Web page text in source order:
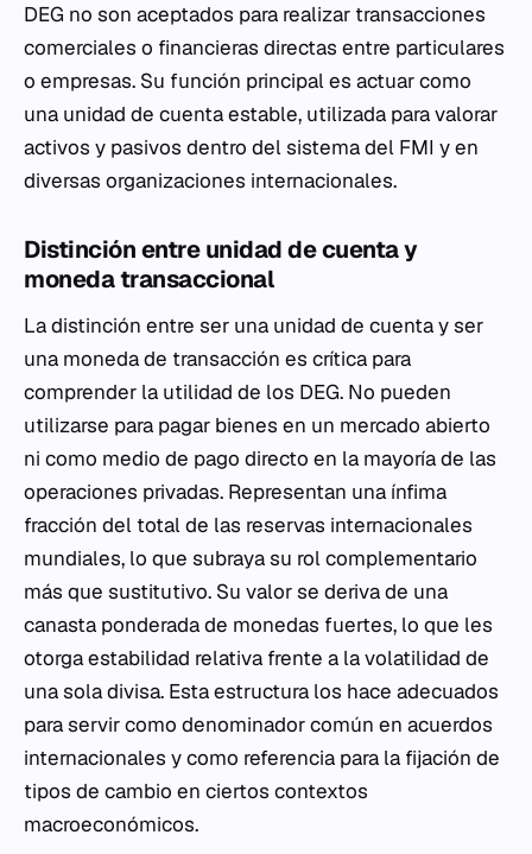
DEG no son aceptados para realizar transacciones
comerciales o financieras directas entre particulares
o empresas. Su función principal es actuar como
una unidad de cuenta estable, utilizada para valorar
activos y pasivos dentro del sistema del FMI y en
diversas organizaciones internacionales.
Distinción entre unidad de cuenta y
moneda transaccional
La distinción entre ser una unidad de cuenta y ser
una moneda de transacción es crítica para
comprender la utilidad de los DEG. No pueden
utilizarse para pagar bienes en un mercado abierto
ni como medio de pago directo en la mayoría de las
operaciones privadas. Representan una ínfima
fracción del total de las reservas internacionales
mundiales, lo que subraya su rol complementario
más que sustitutivo. Su valor se deriva de una
canasta ponderada de monedas fuertes, lo que les
otorga estabilidad relativa frente a la volatilidad de
una sola divisa. Esta estructura los hace adecuados
para servir como denominador común en acuerdos
internacionales y como referencia para la fijación de
tipos de cambio en ciertos contextos
macroeconómicos.